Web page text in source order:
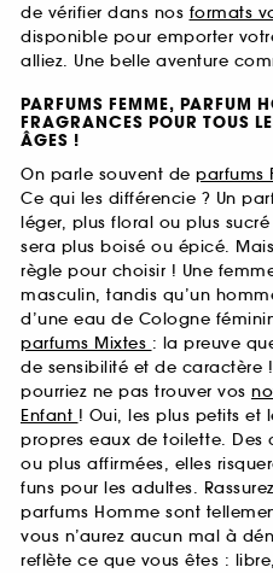
de vérifier dans nos formats
disponible pour emporter
alliez. Une belle aventure
PARFUMS FEMME, PARFUM
FRAGRANCES POUR TOUS
ÂGES !
On parle souvent de parfums
Ce qui les différencie ? Un
léger, plus floral ou plus
sera plus boisé ou épicé.
règle pour choisir ! Une
masculin, tandis qu’un
d’une eau de Cologne
parfums Mixtes : la preuve
de sensibilité et de caractère
pourriez ne pas trouver vos
Enfant ! Oui, les plus petits et
propres eaux de toilette. Des
ou plus affirmées, elles
funs pour les adultes.
parfums Homme sont
vous n’aurez aucun mal à
reflète ce que vous êtes :